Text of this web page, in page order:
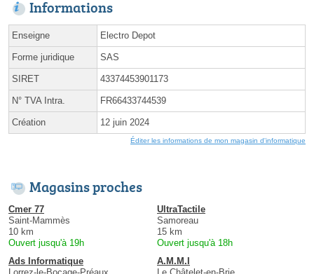
Informations
Enseigne Electro Depot
Forme juridique SAS
SIRET 43374453901173
N° TVA Intra. FR66433744539
Création 12 juin 2024
Éditer les informations de mon magasin d'informatique
Magasins proches
Cmer 77
Saint-Mammès
10 km
Ouvert jusqu'à 19h
UltraTactile
Samoreau
15 km
Ouvert jusqu'à 18h
Ads Informatique
A.M.M.I